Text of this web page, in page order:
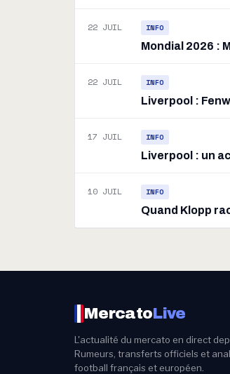
22 JUIL INFO
Mondial 2026 :
22 JUIL INFO
Liverpool :
17 JUIL INFO
Liverpool : un
10 JUIL INFO
Quand Klopp
MercatoLive
L'actualité du mercato en direct
Rumeurs, transferts officiels et
football français et européen.